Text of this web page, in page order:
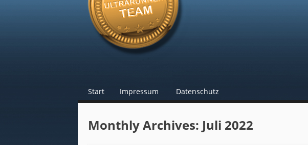
☰Menu
Skip to content
Start Impressum Datenschutz
Monthly Archives: Juli 2022